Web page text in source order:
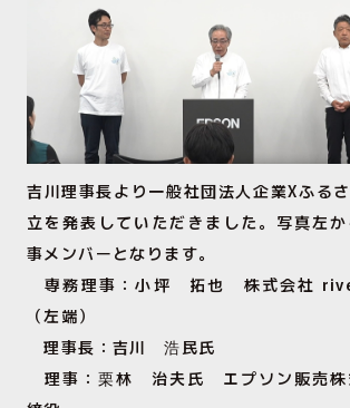
吉川理事長より一般社団法人企業Xふる
立を発表していただきました。写真左
事メンバーとなります。
専務理事：小坪 拓也 株式会社
（左端）
理事長：吉川 浩民氏
理事：栗林 治夫氏 エプソン販売